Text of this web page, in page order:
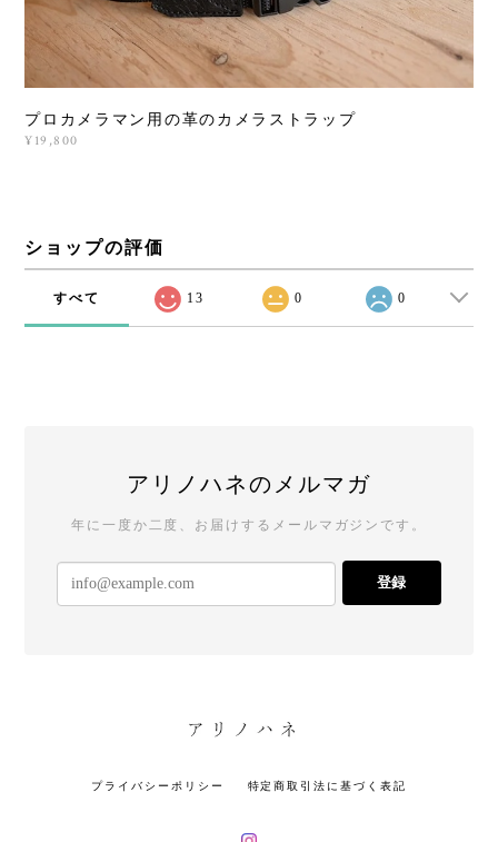
プロカメラマン用の革のカメラストラップ
¥19,800
ショップの評価
すべて 13 0 0
アリノハネのメルマガ
年に一度か二度、お届けするメールマガジンです。
登録
プライバシーポリシー 特定商取引法に基づく表記